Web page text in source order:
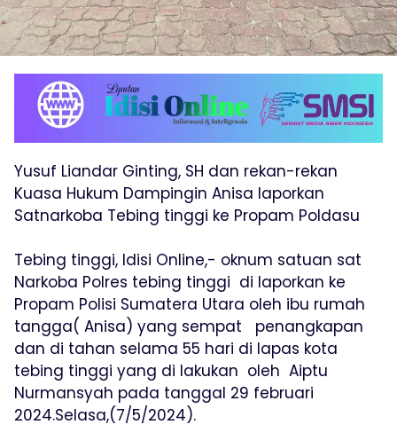
Yusuf Liandar Ginting, SH dan rekan-rekan
Kuasa Hukum Dampingin Anisa laporkan
Satnarkoba Tebing tinggi ke Propam Poldasu
Tebing tinggi, Idisi Online,- oknum satuan sat
Narkoba Polres tebing tinggi di laporkan ke
Propam Polisi Sumatera Utara oleh ibu rumah
tangga( Anisa) yang sempat penangkapan
dan di tahan selama 55 hari di lapas kota
tebing tinggi yang di lakukan oleh Aiptu
Nurmansyah pada tanggal 29 februari
2024.Selasa,(7/5/2024).